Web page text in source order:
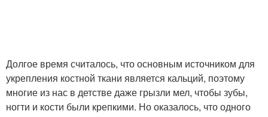
Долгое время считалось, что основным источником для
укрепления костной ткани является кальций, поэтому
многие из нас в детстве даже грызли мел, чтобы зубы,
ногти и кости были крепкими. Но оказалось, что одного